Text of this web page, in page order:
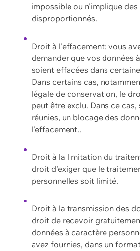
impossible ou n'implique
disproportionnés.
Droit à l'effacement: vous
demander que vos données
soient effacées dans
Dans certains cas,
légale de conservation, le
peut être exclu. Dans ce
réunies, un blocage des
l'effacement..
Droit à la limitation du
droit d'exiger que le
personnelles soit limité.
Droit à la transmission des
droit de recevoir
données à caractère
avez fournies, dans un